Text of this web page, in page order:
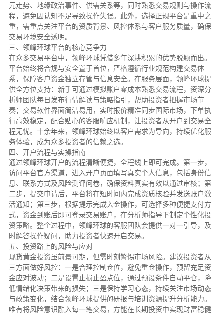
元走势、地缘政治事件、供需关系等，同时熟悉交易规则与操作流
程，避免因认知不足导致操作失误。此外，选择正规平台是重中之
重，需重点关注平台的资质背景、风控体系与客户服务质量，确保
交易环境安全透明。
三、领峰环球平台的核心竞争力
在众多交易平台中，领峰环球凭借多年深耕积累的优势脱颖而出。
平台始终将合规与安全置于首位，严格遵循行业规范构建交易体
系，保障客户资金独立存管与信息安全。在服务层面，领峰环球提
供全方位支持：新手可通过模拟账户零成本熟悉交易流程，资深分
析师团队每日发布行情解读与策略指引，帮助投资者把握市场节
奏；交易软件界面简洁易用，实时报价精准同步国际市场，下单执
行高效稳定，配合贴心的客服响应机制，让投资者从开户到交易全
程无忧。十余年来，领峰环球始终以客户需求为导向，持续优化服
务体验，成为众多投资者的信赖之选。
四、开户流程与实操指南
通过领峰环球开户的流程清晰便捷，全程线上即可完成。第一步，
访问平台官方渠道，进入开户页面填写真实个人信息，包括身份信
息、联系方式及风险测评问卷，确保资料真实有效以通过审核；第
二步，提交申请后，平台将在短时间内完成资质核验并发送账户激
活通知；第三步，根据提示完成入金操作，可选择多种便捷支付方
式，资金到账后即可登录交易账户，在分析师指导下制定个性化投
资策略。整个过程中，领峰环球的客服团队会提供一对一引导，及
时解答操作疑问，助力投资者快速开启交易。
五、投资路上的风险与应对
现货黄金投资虽前景可期，但需时刻警惕市场风险。建议投资者从
三方面做好风控：一是合理控制仓位，避免重仓操作，预留充足资
金应对波动；二是设置止损止盈点位，通过预设条件自动平仓，降
低情绪化决策带来的损失；三是保持学习心态，持续关注市场动态
与政策变化，结合领峰环球提供的研报与培训资源提升分析能力。
唯有将风险意识融入每一笔交易，方能在长期投资中实现财富稳健